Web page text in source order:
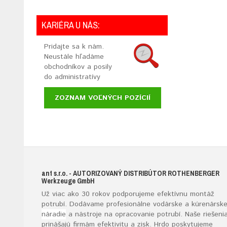
KARIÉRA U NÁS:
Pridajte sa k nám.
Neustále hľadáme
obchodníkov a posily
do administratívy
ZOZNAM VOĽNÝCH POZÍCIÍ
ant s.r.o. - AUTORIZOVANÝ DISTRIBÚTOR ROTHENBERGER
Werkzeuge GmbH
Už viac ako 30 rokov podporujeme efektívnu montáž
potrubí. Dodávame profesionálne vodárske a kúrenárske
náradie a nástroje na opracovanie potrubí. Naše
prinášajú firmám efektivitu a zisk. Hrdo poskytujeme